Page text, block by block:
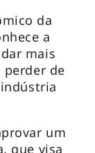
da
a
mais
perder de
um
que visa